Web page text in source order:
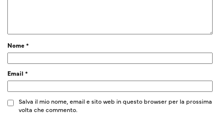
Nome*
Email *
Salva il mio nome, email e sito web in questo browser per la prossima
volta che commento.